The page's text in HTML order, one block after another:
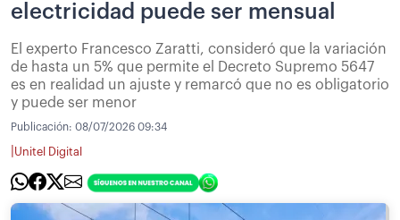
electricidad puede ser mensual
El experto Francesco Zaratti, consideró que la variación
de hasta un 5% que permite el Decreto Supremo 5647
es en realidad un ajuste y remarcó que no es obligatorio
y puede ser menor
Publicación: 08/07/2026 09:34
Unitel Digital